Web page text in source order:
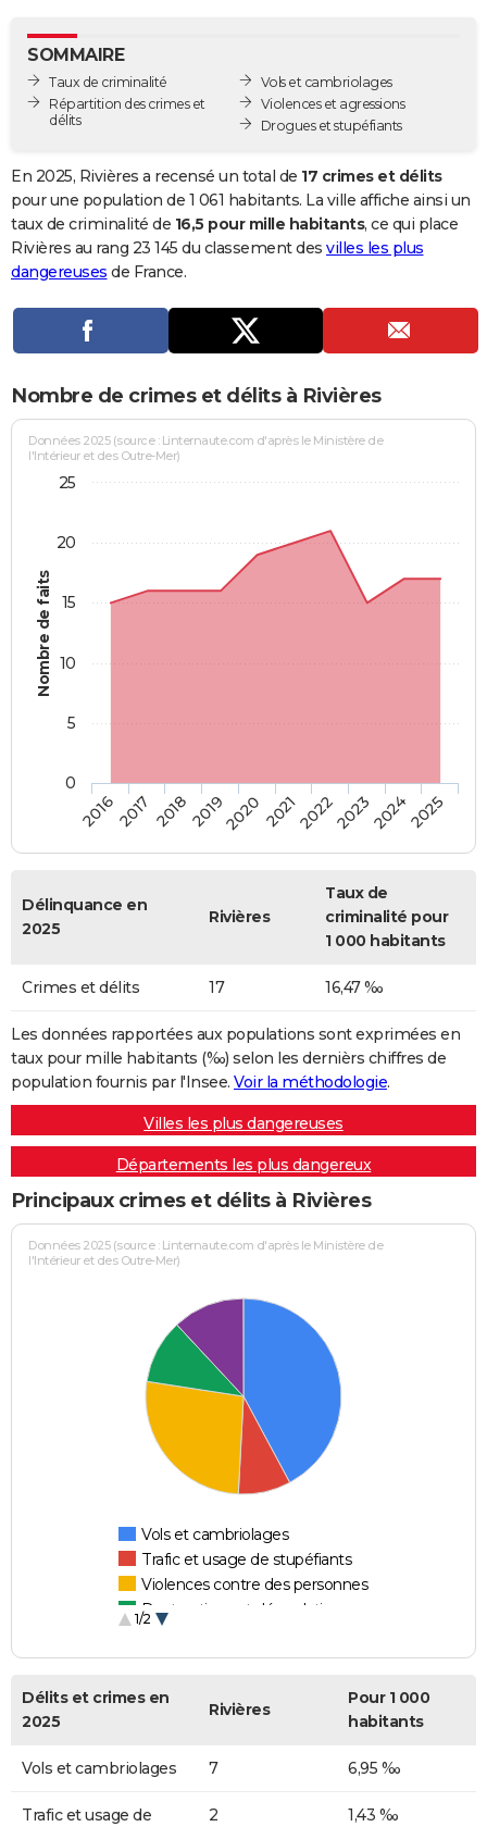
GUIDES D'ACHAT
BONS PLANS
Carte de Noël
Carte Bonne année
Carte Saint-Valentin
Carte Pâques
Carte d'anniversaire
DICTIONNAIRE
Dictionnaire
Biographies
Citations
Expressions
Proverbes
PROGRAMME TV
Se connecter
Entreprises
Service militaire
Avis de recherche
AVIS DE DÉCÈS
Bricolage
Lifestyle
Culture
Sport
Auto
Television
Voyage
Cinema
SOMMAIRE
Taux de criminalité
Répartition des crimes et
délits
Vols et cambriolages
Violences et agressions
Drogues et stupéfiants
En 2025, Rivières a recensé un total de 17 crimes et délits
pour une population de 1 061 habitants. La ville affiche ainsi un
taux de criminalité de 16,5 pour mille habitants, ce qui place
Rivières au rang 23 145 du classement des villes les plus
dangereuses de France.
Nombre de crimes et délits à Rivières
Nombre de faits
Données 2025 (source : Linternaute.com d'après le Ministère de
l'Intérieur et des Outre-Mer)
20162017 20182019202020212022202320242025
0
5
10
15
20
25
Délinquance en
2025
Rivières
Taux de
criminalité pour
1 000 habitants
Crimes et délits 17 16,47 ‰
Les données rapportées aux populations sont exprimées en
taux pour mille habitants (‰) selon les dernièrs chiffres de
population fournis par l'Insee. Voir la méthodologie.
Villes les plus dangereuses
Départements les plus dangereux
Principaux crimes et délits à Rivières
Données 2025 (source : Linternaute.com d'après le Ministère de
l'Intérieur et des Outre-Mer)
Vols et cambriolages
Trafic et usage de stupéfiants
Violences contre des personnes
Destructions et dégradations
1/2
Délits et crimes en
2025
Rivières
Pour 1 000
habitants
Vols et cambriolages 7 6,95 ‰
Trafic et usage de
2 1,43 ‰